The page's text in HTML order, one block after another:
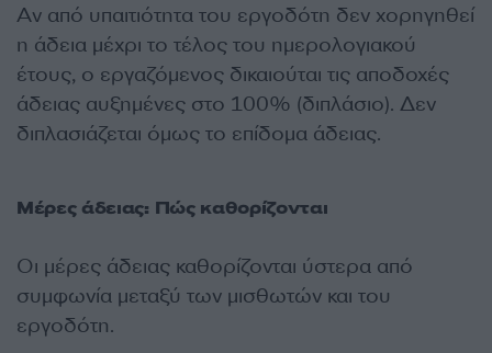
Αν από υπαιτιότητα του εργοδότη δεν χορηγηθεί
η άδεια μέχρι το τέλος του ημερολογιακού
έτους, ο εργαζόμενος δικαιούται τις αποδοχές
άδειας αυξημένες στο 100% (διπλάσιο). Δεν
διπλασιάζεται όμως το επίδομα άδειας.
Μέρες άδειας: Πώς καθορίζονται
Οι μέρες άδειας καθορίζονται ύστερα από
συμφωνία μεταξύ των μισθωτών και του
εργοδότη.